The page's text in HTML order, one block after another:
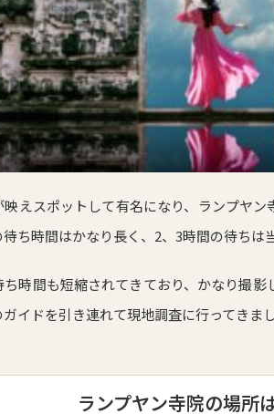
えスポットして有名になり、ランプヤ
ち時間はかなり長く、2、3時間の待ちは
ち時間も短縮されてきており、かなり撮
イドを引き連れて現地調査に行ってきま
ランプヤン寺院の場所